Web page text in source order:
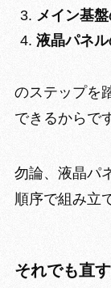
メイン基
液晶パネ
のステップを
できるからで
勿論、液晶パ
順序で組み立
それでも直